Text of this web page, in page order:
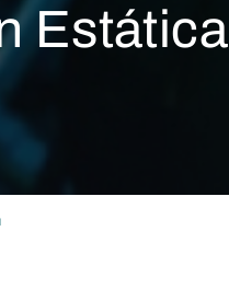
Estática